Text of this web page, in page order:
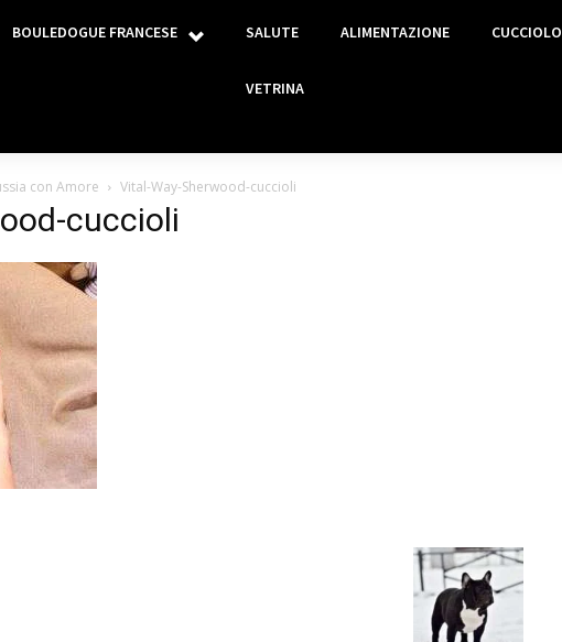
BOULEDOGUE FRANCESE SALUTE ALIMENTAZIONE CUCCIOLO
VETRINA
con Amore Vital-Way-Sherwood-cuccioli
cuccioli